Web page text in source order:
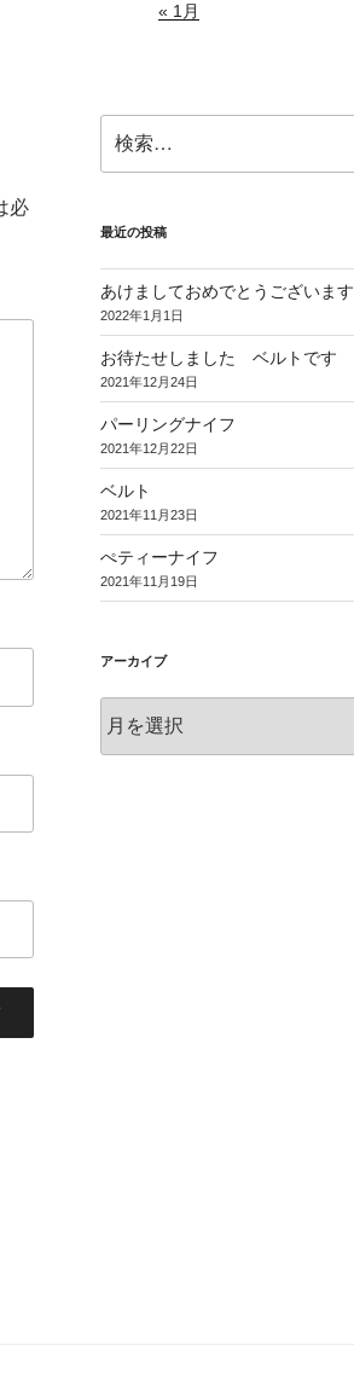
必
« 1月
索:
最近の投稿
あけましておめでとうございます
2022年1月1日
お待たせしました ベルトです
2021年12月24日
パーリングナイフ
2021年12月22日
ベルト
2021年11月23日
ぺティーナイフ
2021年11月19日
アーカイブ
ー